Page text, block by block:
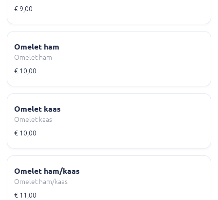
€ 9,00
Omelet ham
Omelet ham
€ 10,00
Omelet kaas
Omelet kaas
€ 10,00
Omelet ham/kaas
Omelet ham/kaas
€ 11,00